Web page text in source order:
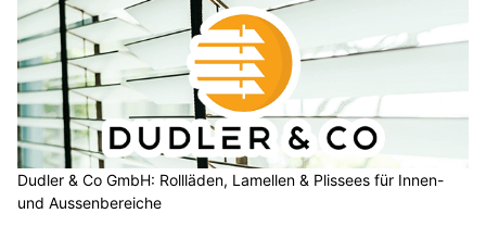
Dudler & Co GmbH: Rollläden, Lamellen & Plissees für Innen-
und Aussenbereiche